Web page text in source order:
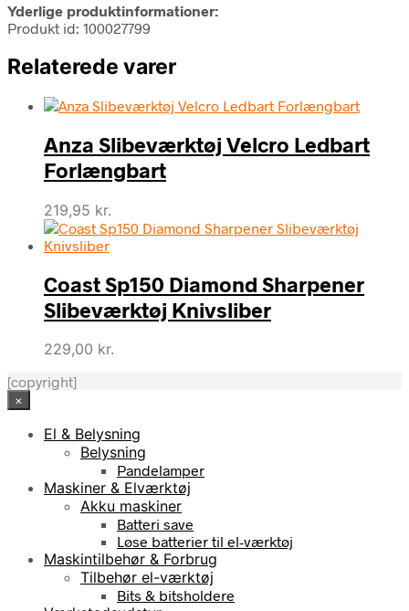
Yderlige produktinformationer:
Produkt id: 100027799
Relaterede varer
Anza Slibeværktøj Velcro Ledbart
Forlængbart
219,95 kr.
Coast Sp150 Diamond Sharpener
Slibeværktøj Knivsliber
229,00 kr.
[copyright]
×
El & Belysning
Belysning
Pandelamper
Maskiner & Elværktøj
Akku maskiner
Batteri save
Løse batterier til el-værktøj
Maskintilbehør & Forbrug
Tilbehør el-værktøj
Bits & bitsholdere